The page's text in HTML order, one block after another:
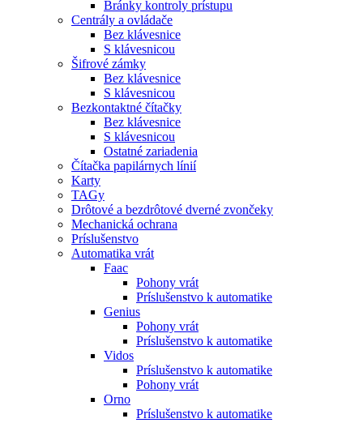
Bránky kontroly prístupu
Centrály a ovládače
Bez klávesnice
S klávesnicou
Šifrové zámky
Bez klávesnice
S klávesnicou
Bezkontaktné čítačky
Bez klávesnice
S klávesnicou
Ostatné zariadenia
Čítačka papilárnych línií
Karty
TAGy
Drôtové a bezdrôtové dverné zvončeky
Mechanická ochrana
Príslušenstvo
Automatika vrát
Faac
Pohony vrát
Príslušenstvo k automatike
Genius
Pohony vrát
Príslušenstvo k automatike
Vidos
Príslušenstvo k automatike
Pohony vrát
Orno
Príslušenstvo k automatike